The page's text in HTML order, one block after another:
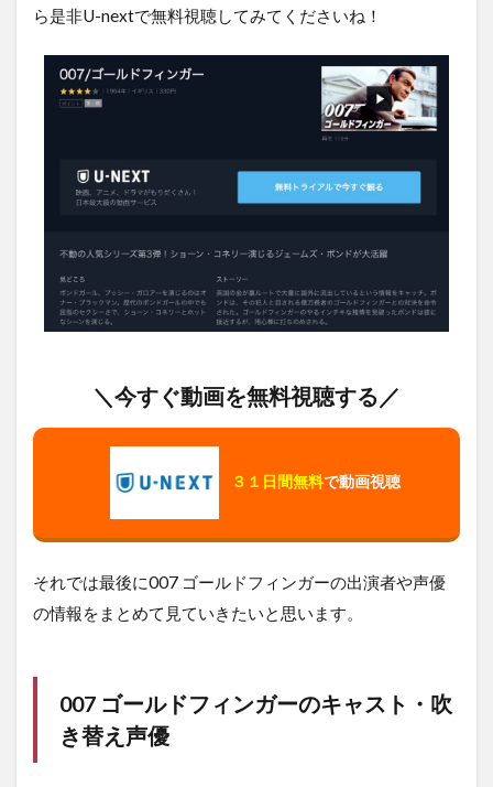
ら是非U-nextで無料視聴してみてくださいね！
＼今すぐ動画を無料視聴する／
３１日間無料で動画視聴
それでは最後に007 ゴールドフィンガーの出演者や声優
の情報をまとめて見ていきたいと思います。
007 ゴールドフィンガーのキャスト・吹
き替え声優